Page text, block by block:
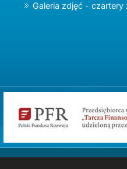
Galeria zdjęć - czartery